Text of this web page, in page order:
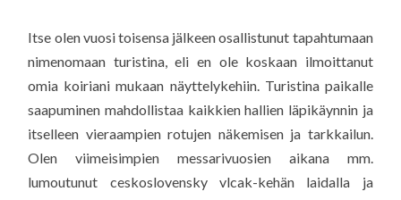
Itse olen vuosi toisensa jälkeen osallistunut tapahtumaan
nimenomaan turistina, eli en ole koskaan ilmoittanut
omia koiriani mukaan näyttelykehiin. Turistina paikalle
saapuminen mahdollistaa kaikkien hallien läpikäynnin ja
itselleen vieraampien rotujen näkemisen ja tarkkailun.
Olen viimeisimpien messarivuosien aikana mm.
lumoutunut ceskoslovensky vlcak-kehän laidalla ja